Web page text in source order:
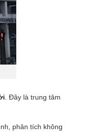
. Đây là trung tâm
phân tích không